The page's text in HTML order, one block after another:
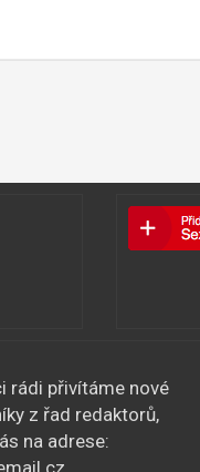
rádi přivítáme nové
z řad redaktorů,
na adrese: